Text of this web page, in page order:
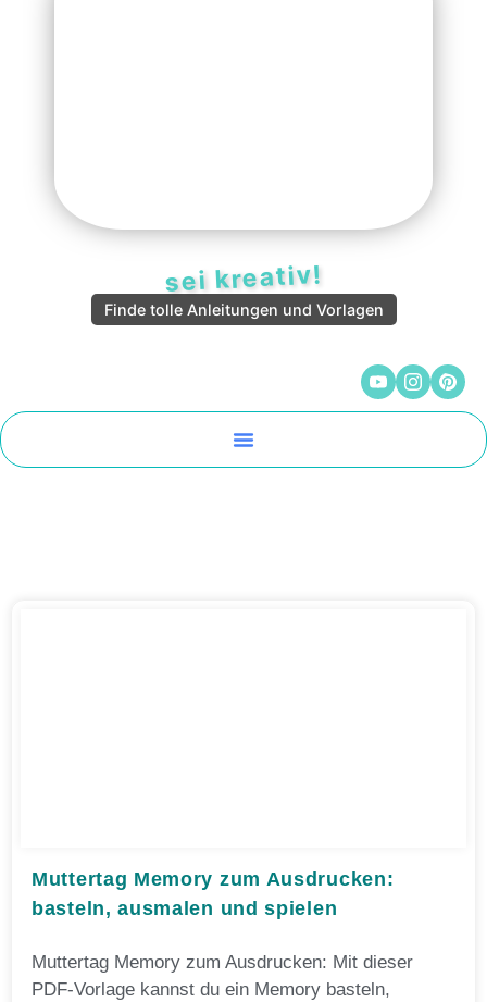
sei kreativ!
Finde tolle Anleitungen und Vorlagen
Muttertag Memory zum Ausdrucken:
basteln, ausmalen und spielen
Muttertag Memory zum Ausdrucken: Mit dieser
PDF-Vorlage kannst du ein Memory basteln,